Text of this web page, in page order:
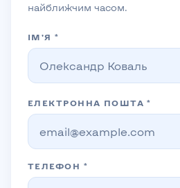
найближчим часом.
ІМ’Я *
ЕЛЕКТРОННА ПОШТА *
ТЕЛЕФОН *